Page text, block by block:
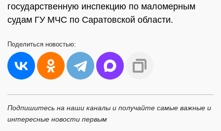
государственную инспекцию по маломерным
судам ГУ МЧС по Саратовской области.
Поделиться новостью:
Подпишитесь на наши каналы и получайте самые важные и
интересные новости первым